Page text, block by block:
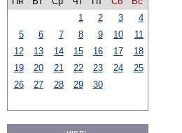
1
2 3
4
5
6 7 8 9 10
11
12
13 14 15 16 17
18
19
20 21 22 23 24
25
26
27 28 29 30